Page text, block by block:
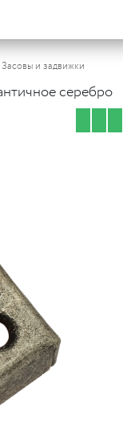
Засовы и задвижки
серебро